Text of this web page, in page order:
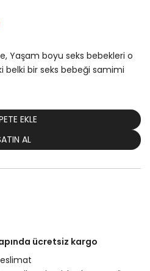
Yaşam boyu seks bebekleri o
belki bir seks bebeği samimi
EKLE
AL
ücretsiz kargo